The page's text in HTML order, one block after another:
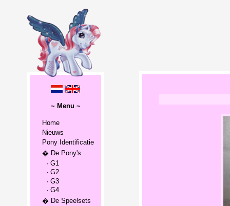
~ Menu ~
Home
Nieuws
Pony Identificatie
� De Pony's
· G1
· G2
· G3
· G4
� De Speelsets